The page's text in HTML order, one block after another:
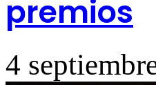
premios
4